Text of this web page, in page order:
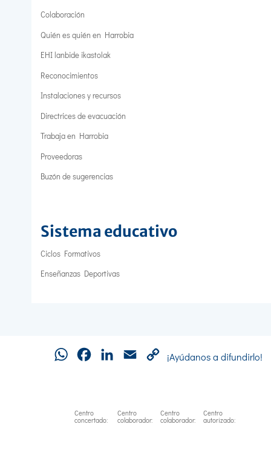
Colaboración
Quién es quién en Harrobia
EHI lanbide ikastolak
Reconocimientos
Instalaciones y recursos
Directrices de evacuación
Trabaja en Harrobia
Proveedoras
Buzón de sugerencias
Sistema educativo
Ciclos Formativos
Enseñanzas Deportivas
WhatsAppFacebookLinkedInEmail
Copy
¡Ayúdanos a difundirlo!
Centro
concertado:
Centro
colaborador:
Centro
colaborador:
Centro
autorizado: